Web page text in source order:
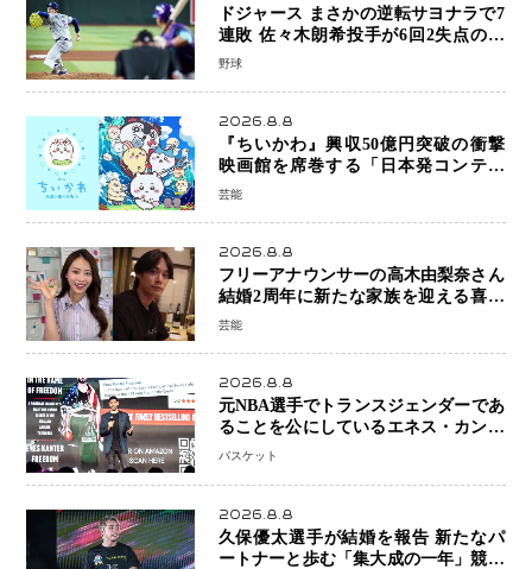
ドジャース まさかの逆転サヨナラで7
連敗 佐々木朗希投手が6回2失点の力
投も勝利届かず、大谷翔平は好機で悔
野球
2026.8.8
『ちいかわ』興収50億円突破の衝撃
映画館を席巻する「日本発コンテン
ツ」の強さ スパイダーマン、モアナ
芸能
2026.8.8
フリーアナウンサーの高木由梨奈さん
結婚2周年に新たな家族を迎える喜び
を報告 夫・岸田タツヤさんと連名
芸能
2026.8.8
元NBA選手でトランスジェンダーであ
ることを公にしているエネス・カンタ
ーがWNBAドラフト参戦を表明「参加
の背景に女子スポーツを巡る議論
バスケット
2026.8.8
久保優太選手が結婚を報告 新たなパ
ートナーと歩む「集大成の一年」競技